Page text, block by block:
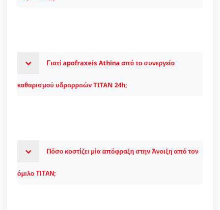
Γιατί apofraxeis Athina από το συνεργείο
καθαρισμού υδρορροών TITAN 24h;
Πόσο κοστίζει μία απόφραξη στην Άνοιξη από τον
όμιλο ΤΙΤΑΝ;